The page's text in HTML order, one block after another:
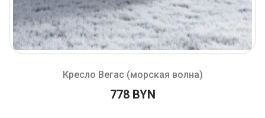
Кресло Вегас (морская волна)
778 BYN